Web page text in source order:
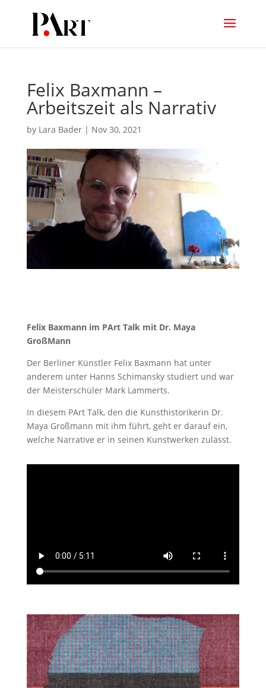
Felix Baxmann –
Arbeitszeit als Narrativ
by Lara Bader| Nov 30, 2021
Felix Baxmann im PArt Talk mit Dr. Maya
GroßMann
Der Berliner Künstler Felix Baxmann hat unter
anderem unter Hanns Schimansky studiert und war
der Meisterschüler Mark Lammerts.
In diesem PArt Talk, den die Kunsthistorikerin Dr.
Maya Großmann mit ihm führt, geht er darauf ein,
welche Narrative er in seinen Kunstwerken zulässt.